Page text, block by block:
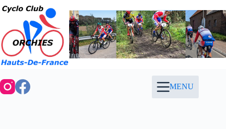
Passer
au
contenu
MENU